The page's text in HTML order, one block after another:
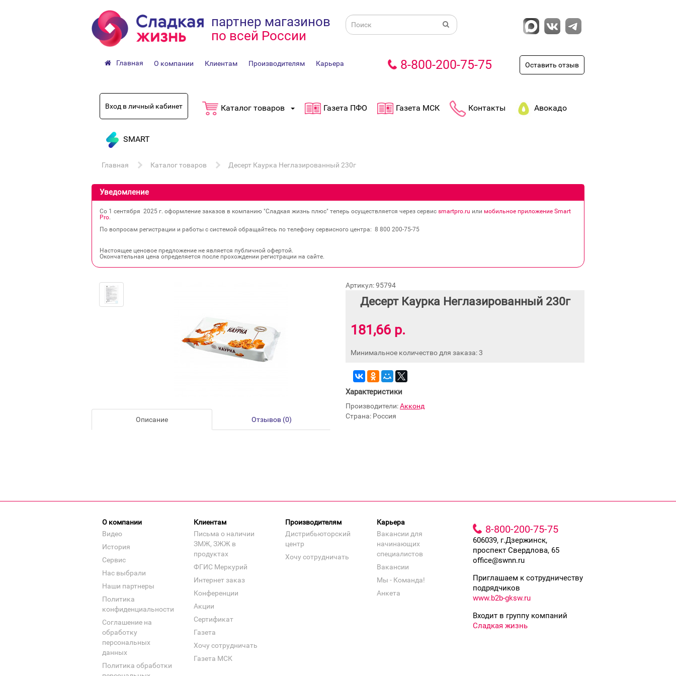
партнер магазинов
по всей России
Главная О компании Клиентам Производителям Карьера 8-800-200-75-75 Оставить отзыв
Вход в личный кабинет Каталог товаров Газета ПФО Газета МСК Контакты Авокадо
SMART
Главная Каталог товаров Десерт Каурка Неглазированный 230г
Уведомление
Со 1 сентября 2025 г. оформление заказов в компанию "Сладкая жизнь плюс" теперь осуществляется через сервис smartpro.ru или мобильное приложение Smart
Pro.
По вопросам регистрации и работы с системой обращайтесь по телефону сервисного центра: 8 800 200‐75‐75
Настоящее ценовое предложение не является публичной офертой.
Окончательная цена определяется после прохождении регистрации на сайте.
Описание Отзывов (0)
Артикул: 95794
Десерт Каурка Неглазированный 230г
181,66 р.
Минимальное количество для заказа: 3
Характеристики
Производители:Акконд
Страна: Россия
О компании
Видео
История
Сервис
Нас выбрали
Наши партнеры
Политика
конфиденциальности
Соглашение на
обработку
персональных
данных
Политика обработки
Клиентам
Письма о наличии
ЗМЖ, ЗЖЖ в
продуктах
ФГИС Меркурий
Интернет заказ
Конференции
Акции
Сертификат
Газета
Хочу сотрудничать
Газета МСК
Производителям
Дистрибьюторский
центр
Хочу сотрудничать
Карьера
Вакансии для
начинающих
специалистов
Вакансии
Мы - Команда!
Анкета
8-800-200-75-75
606039, г.Дзержинск,
проспект Свердлова, 65
office@swnn.ru
Приглашаем к сотрудничеству
подрядчиков
www.b2b-gksw.ru
Входит в группу компаний
Сладкая жизнь